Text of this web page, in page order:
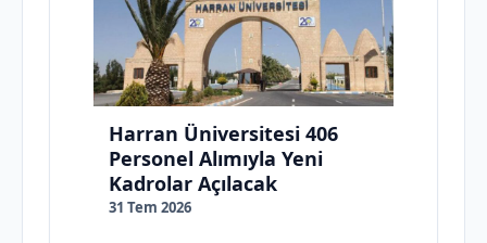
Harran Üniversitesi 406
Personel Alımıyla Yeni
Kadrolar Açılacak
31 Tem 2026